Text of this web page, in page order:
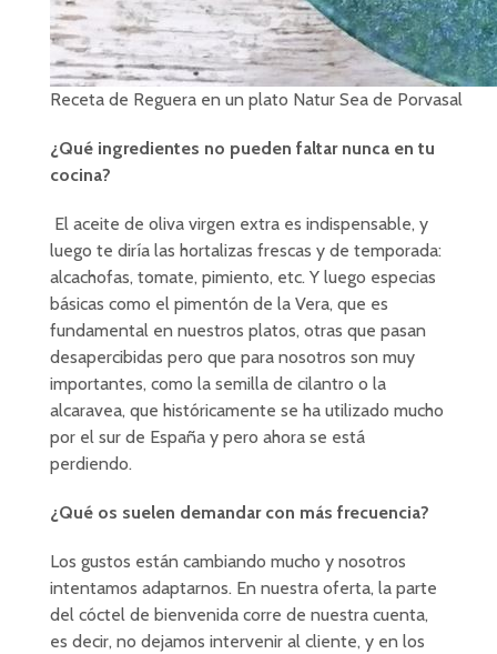
Receta de Reguera en un plato Natur Sea de Porvasal
¿Qué ingredientes no pueden faltar nunca en tu
cocina?
El aceite de oliva virgen extra es indispensable, y
luego te diría las hortalizas frescas y de temporada:
alcachofas, tomate, pimiento, etc. Y luego especias
básicas como el pimentón de la Vera, que es
fundamental en nuestros platos, otras que pasan
desapercibidas pero que para nosotros son muy
importantes, como la semilla de cilantro o la
alcaravea, que históricamente se ha utilizado mucho
por el sur de España y pero ahora se está
perdiendo.
¿Qué os suelen demandar con más frecuencia?
Los gustos están cambiando mucho y nosotros
intentamos adaptarnos. En nuestra oferta, la parte
del cóctel de bienvenida corre de nuestra cuenta,
es decir, no dejamos intervenir al cliente, y en los